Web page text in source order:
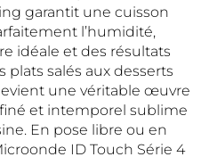
garantit une cuisson
l’humidité,
idéale et des résultats
plats salés aux desserts
une véritable œuvre
et intemporel sublime
En pose libre ou en
ID Touch Série 4